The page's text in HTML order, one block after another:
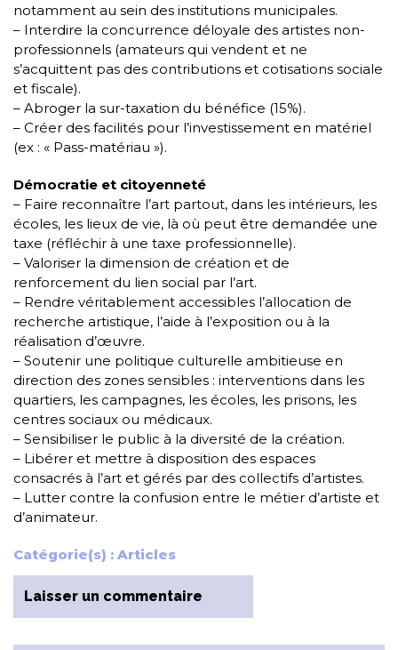
notamment au sein des institutions municipales.
– Interdire la concurrence déloyale des artistes non-
professionnels (amateurs qui vendent et ne
s’acquittent pas des contributions et cotisations sociale
et fiscale).
– Abroger la sur-taxation du bénéfice (15%).
– Créer des facilités pour l’investissement en matériel
(ex : « Pass-matériau »).
Démocratie et citoyenneté
– Faire reconnaître l’art partout, dans les intérieurs, les
écoles, les lieux de vie, là où peut être demandée une
taxe (réfléchir à une taxe professionnelle).
– Valoriser la dimension de création et de
renforcement du lien social par l’art.
– Rendre véritablement accessibles l’allocation de
recherche artistique, l’aide à l’exposition ou à la
réalisation d’œuvre.
– Soutenir une politique culturelle ambitieuse en
direction des zones sensibles : interventions dans les
quartiers, les campagnes, les écoles, les prisons, les
centres sociaux ou médicaux.
– Sensibiliser le public à la diversité de la création.
– Libérer et mettre à disposition des espaces
consacrés à l’art et gérés par des collectifs d’artistes.
– Lutter contre la confusion entre le métier d’artiste et
d’animateur.
Catégorie(s) : Articles
Laisser un commentaire